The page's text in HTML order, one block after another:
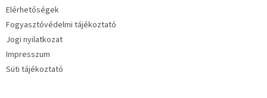
Elérhetőségek
Fogyasztóvédelmi tájékoztató
Jogi nyilatkozat
Impresszum
Süti tájékoztató